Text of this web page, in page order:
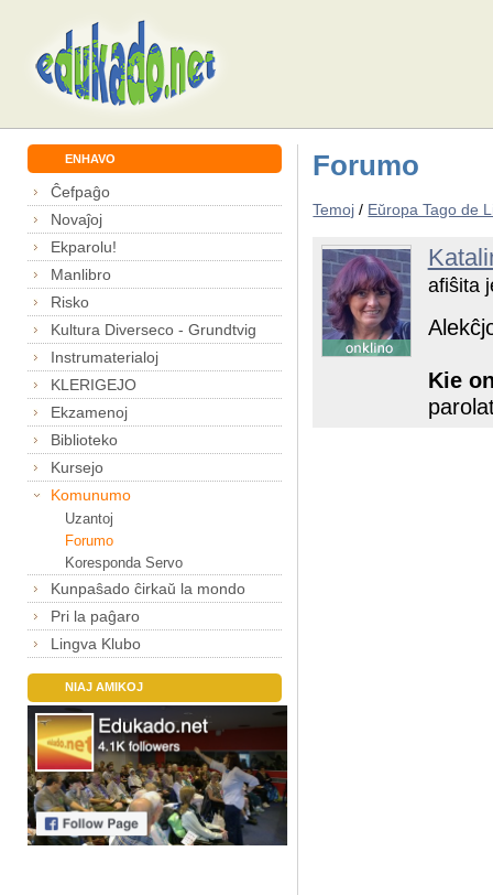
ENHAVO
Ĉefpaĝo
Novaĵoj
Ekparolu!
Manlibro
Risko
Kultura Diverseco - Grundtvig
Instrumaterialoj
KLERIGEJO
Ekzamenoj
Biblioteko
Kursejo
Komunumo
Uzantoj
Forumo
Koresponda Servo
Kunpaŝado ĉirkaŭ la mondo
Pri la paĝaro
Lingva Klubo
NIAJ AMIKOJ
Forumo
Temoj / Eŭropa Tago de
afiŝita
Kie